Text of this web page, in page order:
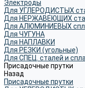
Электроды
Для УГЛЕРОДИСТЫХ
Для НЕРЖАВЕЮЩИХ
Для АЛЮМИНИЕВЫХ
Для ЧУГУНА
Для НАПЛАВКИ
Для РЕЗКИ (угольные)
Для СПЕЦ. сталей и
Присадочные прутки
Назад
Присадочные прутки